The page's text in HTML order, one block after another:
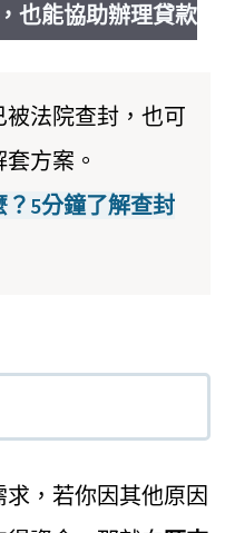
也能協助辦理貸款
法院查封，也可
方案。
？5分鐘了解查封
，若你因其他原因